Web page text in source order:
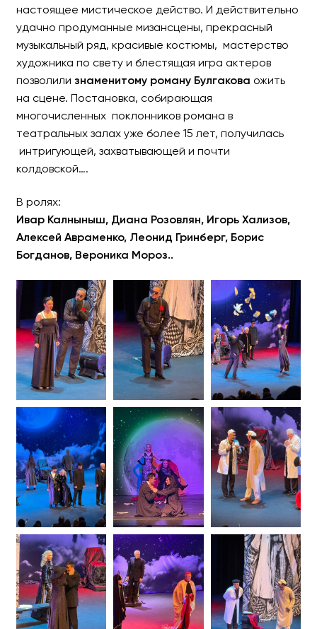
настоящее мистическое действо. И действительно
удачно продуманные мизансцены, прекрасный
музыкальный ряд, красивые костюмы, мастерство
художника по свету и блестящая игра актеров
позволили знаменитому роману Булгакова ожить
на сцене. Постановка, собирающая
многочисленных поклонников романа в
театральных залах уже более 15 лет, получилась
интригующей, захватывающей и почти
колдовской….
В ролях:
Ивар Калныныш, Диана Розовлян, Игорь Хализов,
Алексей Авраменко, Леонид Гринберг, Борис
Богданов, Вероника Мороз..